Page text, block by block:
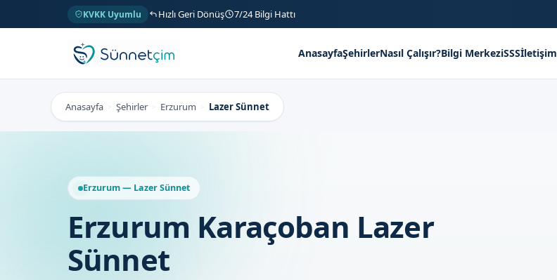
KVKK Uyumlu Hızlı Geri Dönüş 7/24 Bilgi Hattı
AnasayfaŞehirlerNasıl Çalışır?Bilgi MerkeziSSSİletişim
Anasayfa > Şehirler > Erzurum > Lazer Sünnet
Erzurum — Lazer Sünnet
Erzurum Karaçoban Lazer
Sünnet